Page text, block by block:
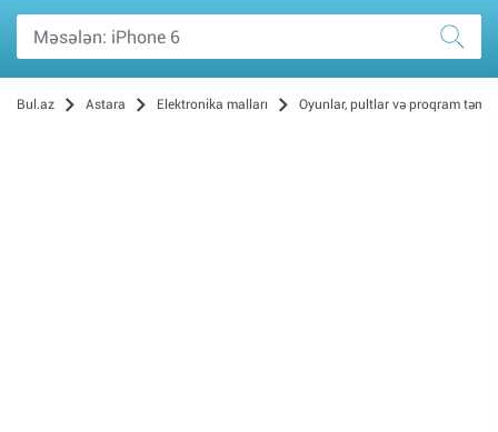
Bul.az Astara Elektronika malları Oyunlar, pultlar və proqram